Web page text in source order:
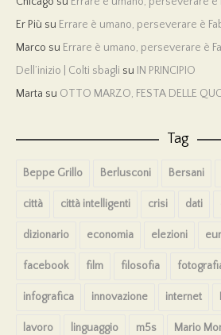
Er Più su Errare è umano, perseverare è
Marco su Errare è umano, perseverare è
Dell’inizio | Colti sbagli su IN PRINCIPIO
Marta su OTTO MARZO, FESTA DELLE
Tag
Beppe Grillo Berlusconi Bersani
città città intelligenti crisi dati
dizionario economia elezioni
facebook film filosofia
infografica innovazione internet
lavoro linguaggio m5s Mario